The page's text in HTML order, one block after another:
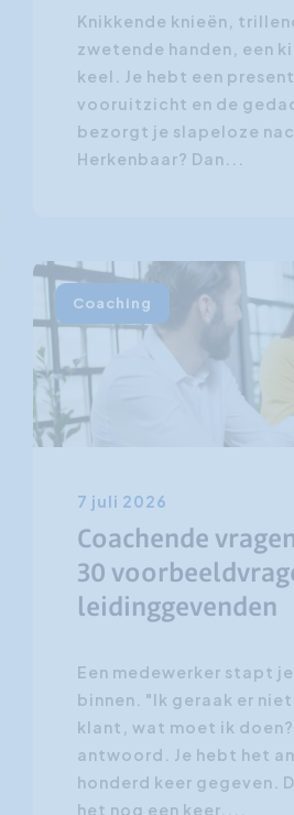
Knikkende knieën,
zwetende handen, een
keel. Je hebt een
vooruitzicht en de
bezorgt je slapeloze
Herkenbaar? Dan...
Coaching
7 juli 2026
Coachende
30
leidinggevenden
Een medewerker stapt
binnen. "Ik geraak er
klant, wat moet ik
antwoord. Je hebt het
honderd keer gegeven.
het nog een keer,...